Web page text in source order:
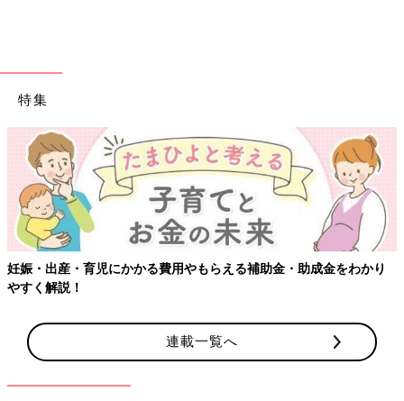
特集
妊娠・出産・育児にかかる費用やもらえる補助金・助成金をわかり
やすく解説！
連載一覧へ